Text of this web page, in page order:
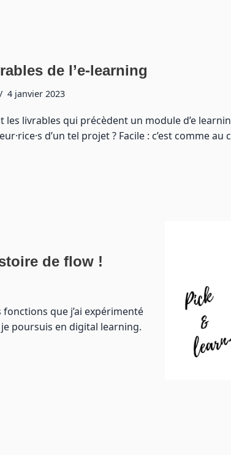
de l’e-learning
4 janvier 2023
les livrables qui précèdent un module d’e
d’un tel projet ? Facile : c’est comme au
de flow !
fonctions que j’ai expérimenté
je poursuis en digital learning.